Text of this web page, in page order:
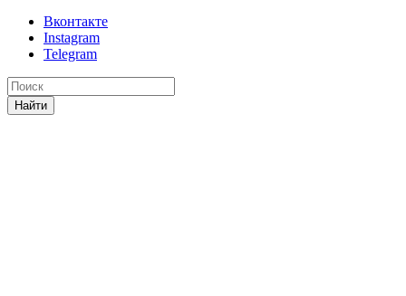
Вконтакте
Instagram
Telegram
Найти